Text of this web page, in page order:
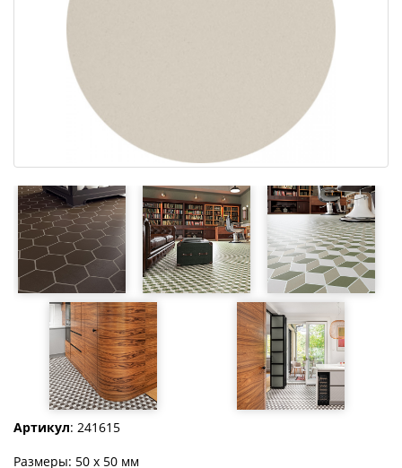
Артикул: 241615
Размеры: 50 x 50 мм